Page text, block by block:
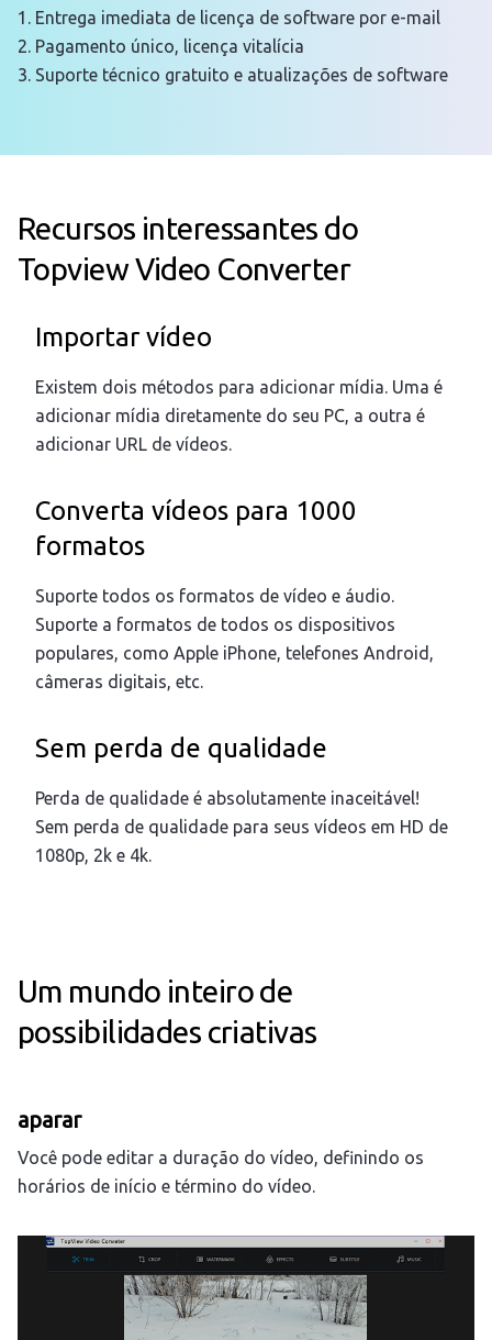
1. Entrega imediata de licença de software por e-mail
2. Pagamento único, licença vitalícia
3. Suporte técnico gratuito e atualizações de software
Recursos interessantes do
Topview Video Converter
Importar vídeo
Existem dois métodos para adicionar mídia. Uma é
adicionar mídia diretamente do seu PC, a outra é
adicionar URL de vídeos.
Converta vídeos para 1000
formatos
Suporte todos os formatos de vídeo e áudio.
Suporte a formatos de todos os dispositivos
populares, como Apple iPhone, telefones Android,
câmeras digitais, etc.
Sem perda de qualidade
Perda de qualidade é absolutamente inaceitável!
Sem perda de qualidade para seus vídeos em HD de
1080p, 2k e 4k.
Um mundo inteiro de
possibilidades criativas
aparar
Você pode editar a duração do vídeo, definindo os
horários de início e término do vídeo.